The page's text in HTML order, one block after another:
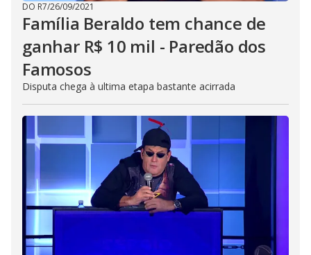
DO R7/26/09/2021
Família Beraldo tem chance de
ganhar R$ 10 mil - Paredão dos
Famosos
Disputa chega à ultima etapa bastante acirrada